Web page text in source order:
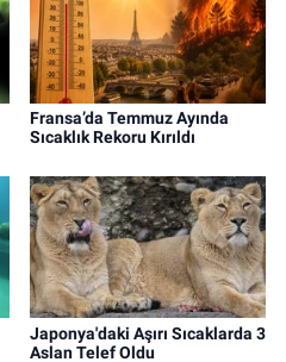
Fransa’da Temmuz Ayında
Sıcaklık Rekoru Kırıldı
Japonya'daki Aşırı Sıcaklarda 3
Aslan Telef Oldu